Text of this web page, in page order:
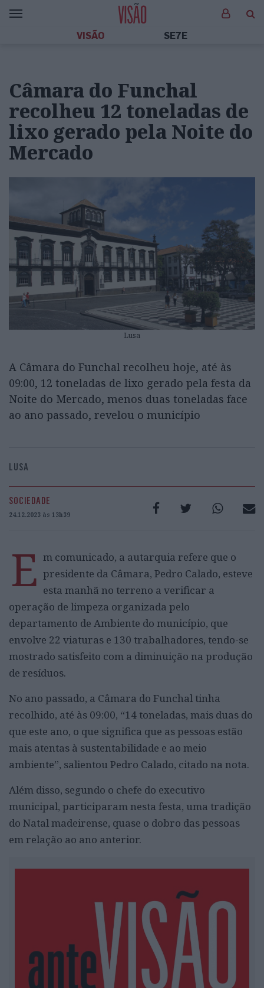
VISÃO SE7E
Câmara do Funchal
recolheu 12 toneladas de
lixo gerado pela Noite do
Mercado
Lusa
A Câmara do Funchal recolheu hoje, até às
09:00, 12 toneladas de lixo gerado pela festa da
Noite do Mercado, menos duas toneladas face
ao ano passado, revelou o município
LUSA
SOCIEDADE
24.12.2023 às 13h39
E m comunicado, a autarquia refere que o
presidente da Câmara, Pedro Calado, esteve
esta manhã no terreno a verificar a
operação de limpeza organizada pelo
departamento de Ambiente do município, que
envolve 22 viaturas e 130 trabalhadores, tendo-se
mostrado satisfeito com a diminuição na produção
de resíduos.
No ano passado, a Câmara do Funchal tinha
recolhido, até às 09:00, “14 toneladas, mais duas do
que este ano, o que significa que as pessoas estão
mais atentas à sustentabilidade e ao meio
ambiente”, salientou Pedro Calado, citado na nota.
Além disso, segundo o chefe do executivo
municipal, participaram nesta festa, uma tradição
do Natal madeirense, quase o dobro das pessoas
em relação ao ano anterior.